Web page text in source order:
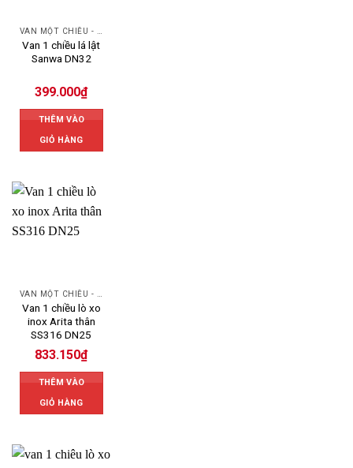
Van 1 chiều lá lật
Sanwa DN32
399.000₫
THÊM VÀO
GIỎ HÀNG
VAN MỘT CHIỀU - SWING CHECK VALVE
Van 1 chiều lò xo
inox Arita thân
SS316 DN25
833.150₫
THÊM VÀO
GIỎ HÀNG